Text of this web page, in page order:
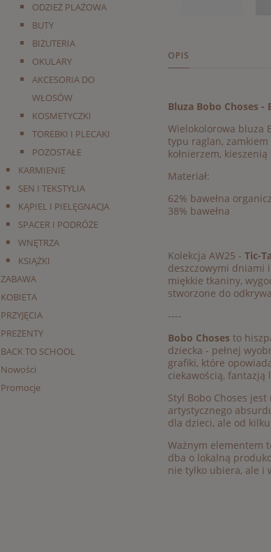
ODZIEŻ PLAŻOWA
BUTY
BIŻUTERIA
OKULARY
AKCESORIA DO
WŁOSÓW
KOSMETYCZKI
TOREBKI I PLECAKI
POZOSTAŁE
KARMIENIE
SEN I TEKSTYLIA
KĄPIEL I PIELĘGNACJA
SPACER I PODRÓŻE
WNĘTRZA
KSIĄŻKI
ZABAWA
KOBIETA
PRZYJĘCIA
PREZENTY
BACK TO SCHOOL
Nowości
Promocje
OPIS
Bluza Bobo Choses -
Wielokolorowa bluza
typu raglan, zamkiem
kołnierzem,
Materiał:
62% bawełna
38% bawełna
Kolekcja AW25 - Tic-
deszczowymi dniami
miękkie tkaniny,
stworzone do
----
Bobo Choses to
dziecka - pełnej
grafiki, które
ciekawością,
Styl Bobo Choses
artystycznego
dla dzieci, ale od
Ważnym elementem
dba o lokalną
nie tylko ubiera, ale i